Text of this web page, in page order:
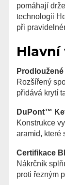
pomáhají
technologii
při
Rozšířený
přidává krytí
DuPont™
Konstrukce
aramid, které
Certifikace
Nákrčník
proti řezným